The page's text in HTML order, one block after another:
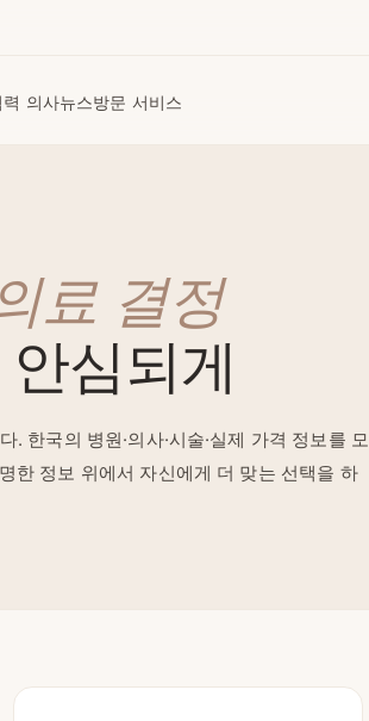
력 의사뉴스방문 서비스
료 결정
심되게
한국의 병원·의사·시술·실제 가격 정보를 모
한 정보 위에서 자신에게 더 맞는 선택을 하